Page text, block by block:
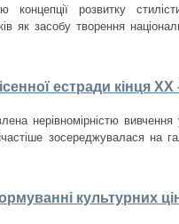
концепції розвитку
як засобу творення
естради кінця ХХ
нерівномірністю вивчення
зосереджувалася на
культурних